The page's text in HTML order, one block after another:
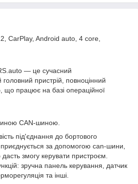
CarPlay, Android auto, 4 core,
— це сучасний
пристрій, повноцінний
що працює на базі операційної
CAN-шиною.
під'єднання до бортового
за допомогою can-шини,
змогу керувати пристроєм.
зручна панель керування, датчик
та інші.